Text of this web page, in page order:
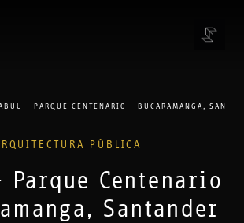
- PARQUE CENTENARIO - BUCARAMANGA,
PÚBLICA
Parque Centenario
Santander